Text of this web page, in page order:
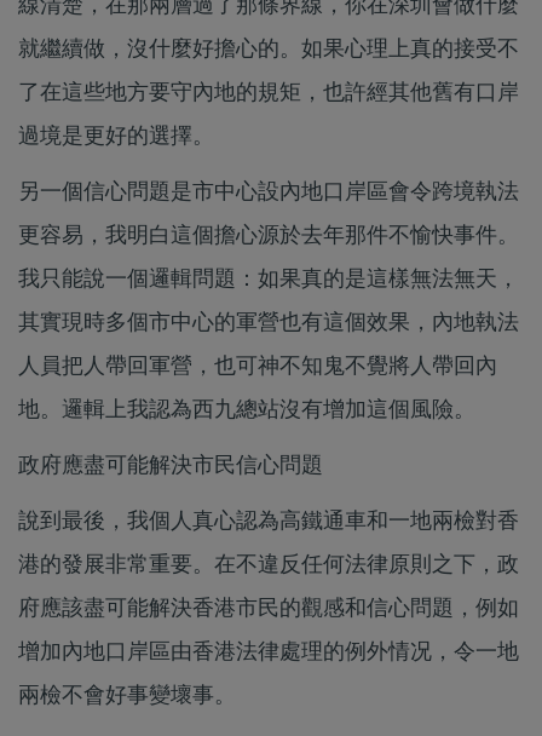
就繼續做，沒什麼好擔心的。如果心理上真的接受不
了在這些地方要守內地的規矩，也許經其他舊有口岸
過境是更好的選擇。
另一個信心問題是市中心設內地口岸區會令跨境執法
更容易，我明白這個擔心源於去年那件不愉快事件。
我只能說一個邏輯問題：如果真的是這樣無法無天，
其實現時多個市中心的軍營也有這個效果，內地執法
人員把人帶回軍營，也可神不知鬼不覺將人帶回內
地。邏輯上我認為西九總站沒有增加這個風險。
政府應盡可能解決市民信心問題
說到最後，我個人真心認為高鐵通車和一地兩檢對香
港的發展非常重要。在不違反任何法律原則之下，政
府應該盡可能解決香港市民的觀感和信心問題，例如
增加內地口岸區由香港法律處理的例外情况，令一地
兩檢不會好事變壞事。